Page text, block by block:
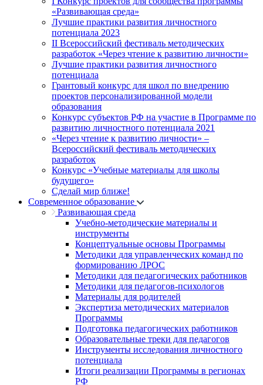
«Развивающая среда»
Лучшие практики развития личностного
потенциала 2023
II Всероссийский фестиваль методических
разработок «Через чтение к развитию личности»
Лучшие практики развития личностного
потенциала
Грантовый конкурс для школ по внедрению
проектов персонализированной модели
образования
Конкурс субъектов РФ на участие в Программе по
развитию личностного потенциала 2021
«Через чтение к развитию личности» –
Всероссийский фестиваль методических
разработок
Конкурс «Учебные материалы для школы
будущего»
Сделай мир ближе!
Современное образование
Развивающая среда
Учебно-методические материалы и
инструменты
Концептуальные основы Программы
Методики для управленческих команд по
формированию ЛРОС
Методики для педагогических работников
Методики для педагогов-психологов
Материалы для родителей
Экспертиза методических материалов
Программы
Подготовка педагогических работников
Образовательные треки для педагогов
Инструменты исследования личностного
потенциала
Итоги реализации Программы в регионах
РФ